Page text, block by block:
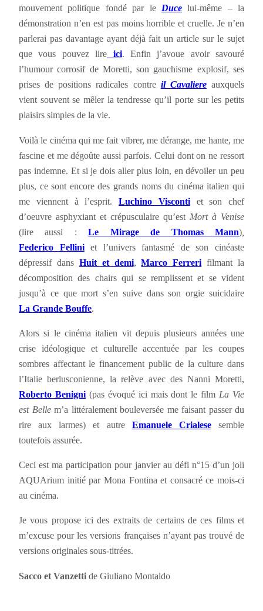
mouvement politique fondé par le Ducelui-même – la
démonstration n’en est pas moins horrible et cruelle. Je n’en
parlerai pas davantage ayant déjà fait un article sur le sujet
que vous pouvez lire ici. Enfin j’avoue avoir savouré
l’humour corrosif de Moretti, son gauchisme explosif, ses
prises de positions radicales contre il Cavaliere auxquels
vient souvent se mêler la tendresse qu’il porte sur les petits
plaisirs simples de la vie.
Voilà le cinéma qui me fait vibrer, me dérange, me hante, me
fascine et me dégoûte aussi parfois. Celui dont on ne ressort
pas indemne. Et si je dois aller plus loin, en dévoiler un peu
plus, ce sont encore des grands noms du cinéma italien qui
me viennent à l’esprit. Luchino Visconti et son chef
d’oeuvre asphyxiant et crépusculaire qu’est Mort à Venise
(lire aussi :Le Mirage de Thomas Mann)
Federico Felliniet l’univers fantasmé de son cinéaste
dépressif dans Huit et demi,Marco Ferreri filmant la
décomposition des chairs qui se remplissent et se vident
jusqu’à ce que mort s’en suive dans son orgie suicidaire
La Grande Bouffe.
Alors si le cinéma italien vit depuis plusieurs années une
crise idéologique et culturelle accentuée par les coupes
sombres affectant le financement public de la culture dans
l’Italie berlusconienne, la relève avec des Nanni Moretti,
Roberto Benigni(pas évoqué ici mais dont le filmLa Vie
est Bellem’a littéralement bouleversée me faisant passer du
rire aux larmes) et autre Emanuele Crialesesemble
toutefois assurée.
Ceci est ma participation pour janvier au défi n°15 d’un joli
AQUArium initié par Mona Fontina et consacré ce mois-ci
au cinéma.
Je vous propose ici des extraits de certains de ces films et
m’excuse pour les versions françaises n’ayant pas trouvé de
versions originales sous-titrées.
Sacco et Vanzetti de Giuliano Montaldo